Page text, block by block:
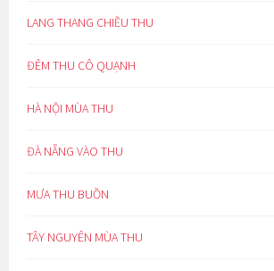
LANG THANG CHIỀU THU
ĐÊM THU CÔ QUẠNH
HÀ NỘI MÙA THU
ĐÀ NẴNG VÀO THU
MƯA THU BUỒN
TÂY NGUYÊN MÙA THU